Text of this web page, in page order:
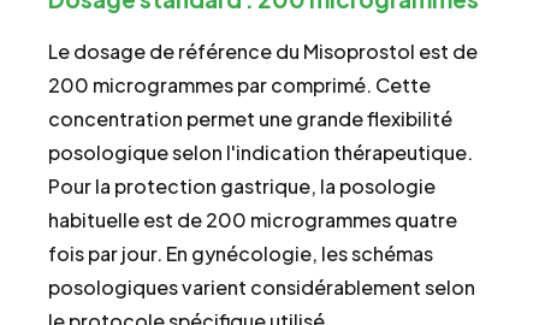
Le dosage de référence du Misoprostol est de
200 microgrammes par comprimé. Cette
concentration permet une grande flexibilité
posologique selon l'indication thérapeutique.
Pour la protection gastrique, la posologie
habituelle est de 200 microgrammes quatre
fois par jour. En gynécologie, les schémas
posologiques varient considérablement selon